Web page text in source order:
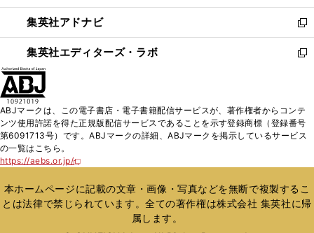
開
く
ウ
で
開
く
ン
ド
ウ
で
ウ
ィ
ン
ド
く
集英社アドナビ
新
し
い
ド
ウ
で
集英社エディターズ・ラボ
新
ィ
ン
開
く
ABJマークは、この電子書店・電子書籍配信サービスが、著作権者からコンテ
ンツ使用許諾を得た正規版配信サービスであることを示す登録商標（登録番号
第6091713号）です。ABJマークの詳細、ABJマークを掲示しているサービス
の一覧はこちら。
https://aebs.or.jp/
新
い
ウ
ィ
本ホームページに記載の文章・画像・写真などを無断で複製するこ
とは法律で禁じられています。全ての著作権は株式会社 集英社に帰
属します。